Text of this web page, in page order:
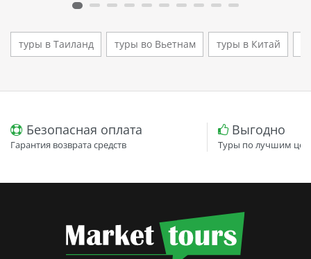
туры в Таиланд туры во Вьетнам туры в Китай
Безопасная оплата
Гарантия возврата средств
Выгодно
Туры по лучшим